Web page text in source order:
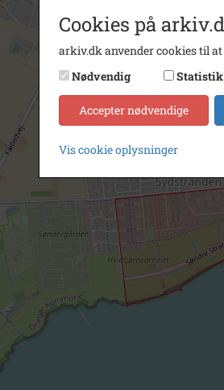
Cookies på
arkiv.dk anvender cookies til
Nødvendig
Statistik
Accepter nødvendige
Vis cookie oplysninger